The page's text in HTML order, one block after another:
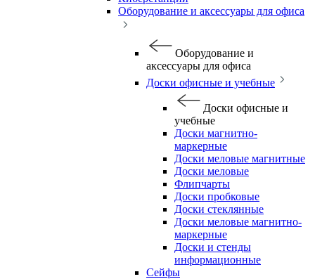
Оборудование и аксессуары для офиса
Оборудование и
аксессуары для офиса
Доски офисные и учебные
Доски офисные и
учебные
Доски магнитно-
маркерные
Доски меловые магнитные
Доски меловые
Флипчарты
Доски пробковые
Доски стеклянные
Доски меловые магнитно-
маркерные
Доски и стенды
информационные
Сейфы